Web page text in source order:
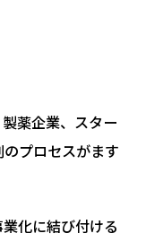
薬企業、スター
プロセスがます
化に結び付ける